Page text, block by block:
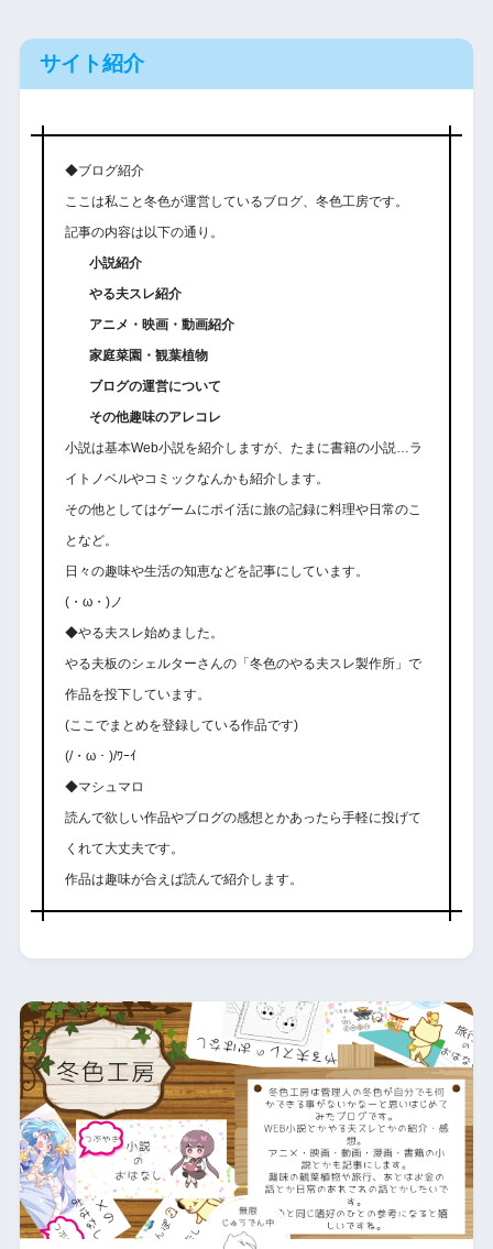
サイト紹介
◆ブログ紹介
ここは私こと冬色が運営しているブログ、冬色工房です。
記事の内容は以下の通り。
小説紹介
やる夫スレ紹介
アニメ・映画・動画紹介
家庭菜園・観葉植物
ブログの運営について
その他趣味のアレコレ
小説は基本Web小説を紹介しますが、たまに書籍の小説…ラ
イトノベルやコミックなんかも紹介します。
その他としてはゲームにポイ活に旅の記録に料理や日常のこ
となど。
日々の趣味や生活の知恵などを記事にしています。
(・ω・)ノ
◆やる夫スレ始めました。
やる夫板のシェルターさんの「冬色のやる夫スレ製作所」で
作品を投下しています。
(ここでまとめを登録している作品です)
(/・ω・)/ﾜｰｲ
◆マシュマロ
読んで欲しい作品やブログの感想とかあったら手軽に投げて
くれて大丈夫です。
作品は趣味が合えば読んで紹介します。